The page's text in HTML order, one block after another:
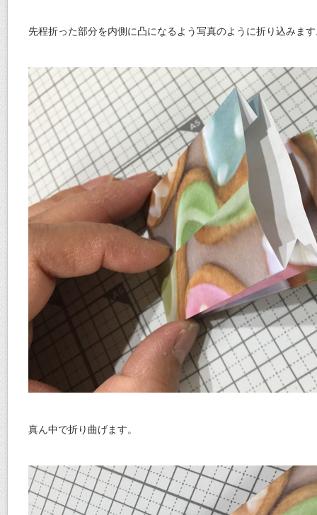
先程折った部分を内側に凸になるよう写真のように折り込みま
真ん中で折り曲げます。